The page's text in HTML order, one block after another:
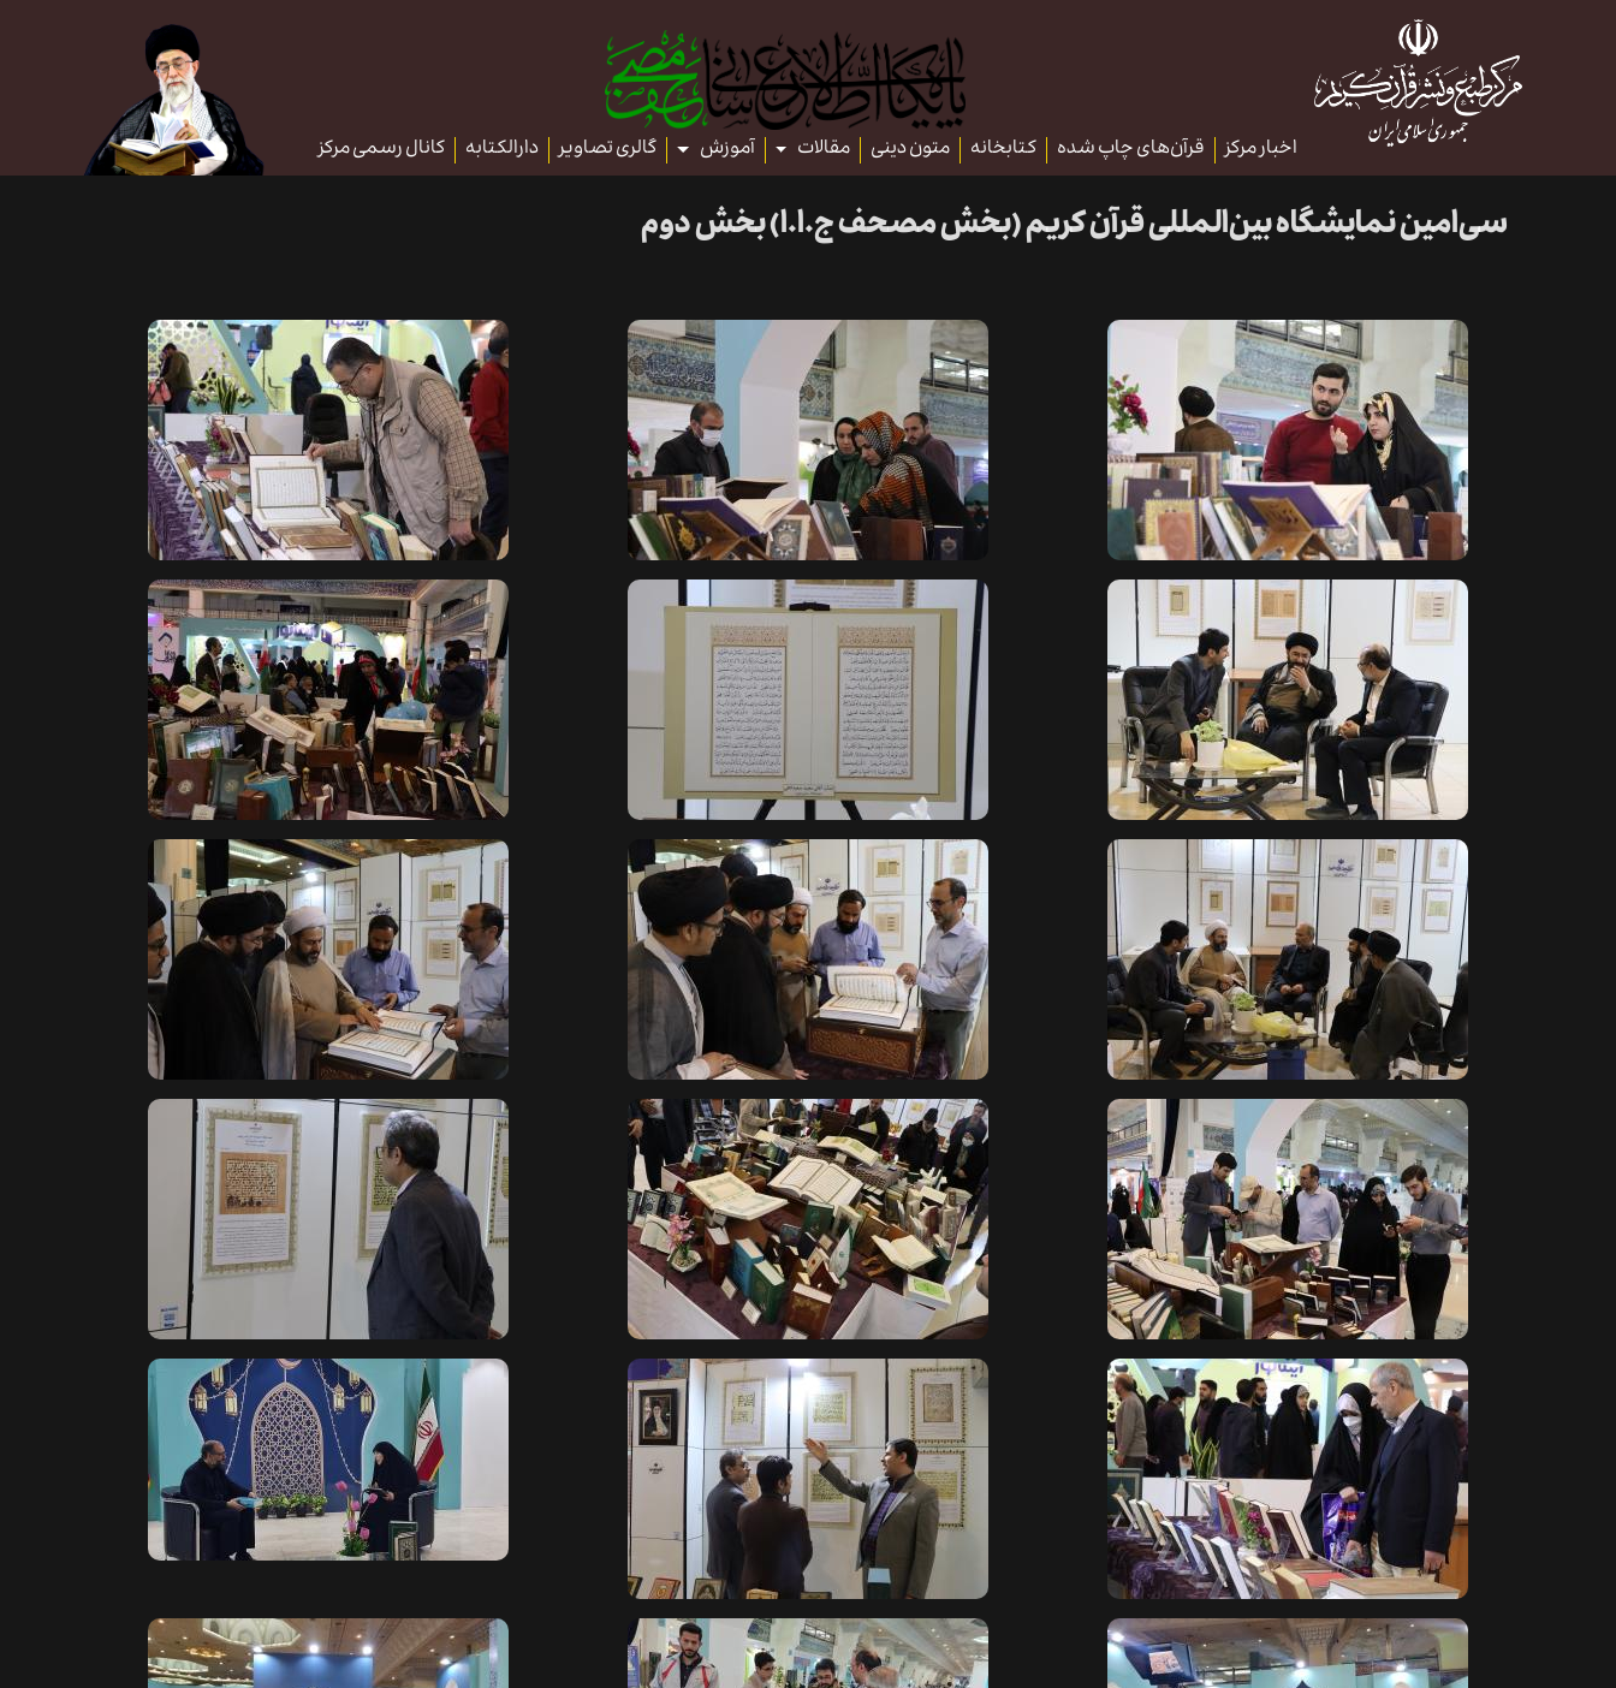
اخبار مرکز قرآن‌های چاپ شده کتابخانه متون دینی مقالات آموزش گالری تصاویر دارالکتابه کانال رسمی مرکز
سی‌امین نمایشگاه بین‌المللی قرآن کریم (بخش مصحف ج.ا.ا) بخش دوم